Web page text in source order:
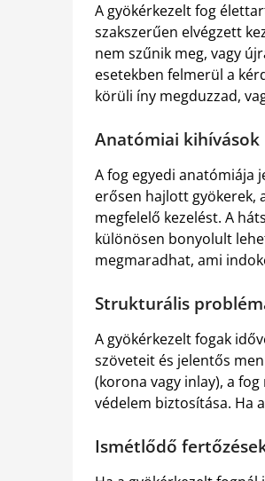
A gyökérkezelt fog
szakszerűen elvégzett
nem szűnik meg, vagy
esetekben felmerül a
körüli íny megduzzad,
Anatómiai kihívások
A fog egyedi anatómiája
erősen hajlott gyökerek,
megfelelő kezelést. A
különösen bonyolult
megmaradhat, ami
Strukturális
A gyökérkezelt fogak
szöveteit és jelentős
(korona vagy inlay), a
védelem biztosítása. Ha
Ismétlődő